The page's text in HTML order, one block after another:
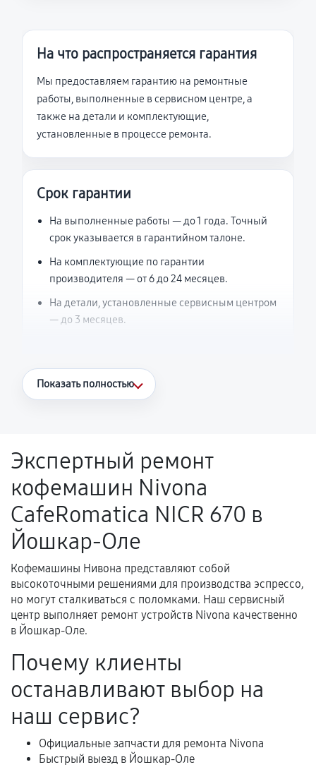
На что распространяется гарантия
Мы предоставляем гарантию на ремонтные
работы, выполненные в сервисном центре, а
также на детали и комплектующие,
установленные в процессе ремонта.
Срок гарантии
На выполненные работы — до 1 года. Точный
срок указывается в гарантийном талоне.
На комплектующие по гарантии
производителя — от 6 до 24 месяцев.
На детали, установленные сервисным центром
— до 3 месяцев.
Что считается гарантийным случаем
Поломка установленной детали при
нормальной эксплуатации в течение
гарантийного срока.
Несоответствие комплектующей заявленным
техническим характеристикам.
Документы для подтверждения
гарантии
Акт выполненных работ с датой, перечнем
услуг и сроком гарантии.
Документы на установленные комплектующие
и кассовый чек.
Показать полностью
Экспертный ремонт
кофемашин Nivona
CafeRomatica NICR 670 в
Йошкар-Оле
Кофемашины Нивона представляют собой
высокоточными решениями для производства эспрессо,
но могут сталкиваться с поломками. Наш сервисный
центр выполняет ремонт устройств Nivona качественно
в Йошкар-Оле.
Почему клиенты
останавливают выбор на
наш сервис?
Официальные запчасти для ремонта Nivona
Быстрый выезд в Йошкар-Оле